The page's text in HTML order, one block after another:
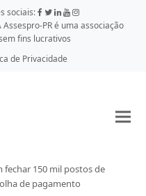
sociais:
Assespro-PR é uma associação
fins lucrativos
de Privacidade
fechar 150 mil postos de
de pagamento